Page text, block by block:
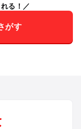
る！
がす